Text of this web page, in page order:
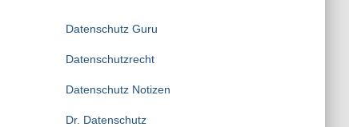
Datenschutz Guru
Datenschutzrecht
Datenschutz Notizen
Dr. Datenschutz